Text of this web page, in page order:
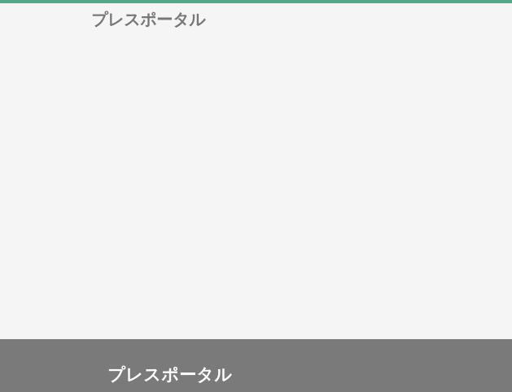
プレスポータル
プレスポータル